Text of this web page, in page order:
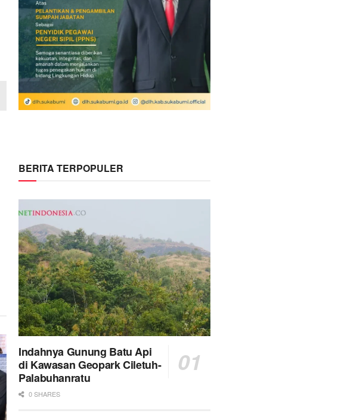
BERITA TERPOPULER
Indahnya Gunung Batu Api
di Kawasan Geopark Ciletuh-
Palabuhanratu
0 SHARES